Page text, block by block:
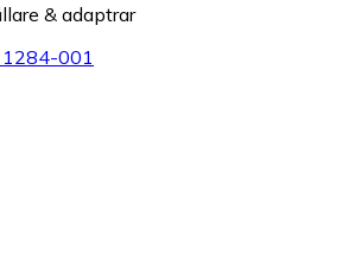
& adaptrar
1284-001